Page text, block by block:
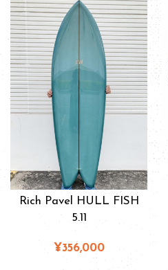
Rich Pavel HULL FISH
5.11
¥356,000